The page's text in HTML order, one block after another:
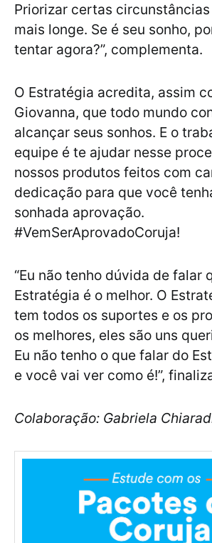
Priorizar certas
mais longe. Se é seu sonho,
tentar agora?”, complementa.
O Estratégia acredita, assim
Giovanna, que todo mundo
alcançar seus sonhos. E o
equipe é te ajudar nesse
nossos produtos feitos com
dedicação para que você
sonhada aprovação.
#VemSerAprovadoCoruja!
“Eu não tenho dúvida de falar
Estratégia é o melhor. O
tem todos os suportes e os
os melhores, eles são uns
Eu não tenho o que falar do
e você vai ver como é!”,
Colaboração: Gabriela